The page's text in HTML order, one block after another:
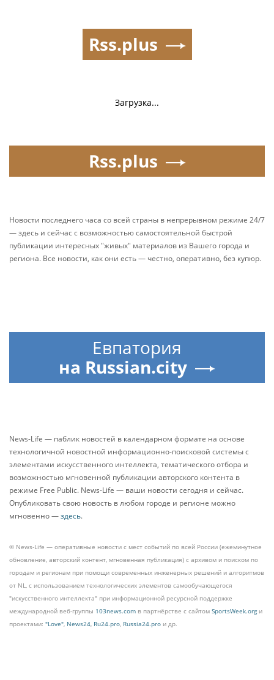
Загрузка...
Rss.plus
Rss.plus
Новости последнего часа со всей страны в непрерывном режиме 24/7
— здесь и сейчас с возможностью самостоятельной быстрой
публикации интересных "живых" материалов из Вашего города и
региона. Все новости, как они есть — честно, оперативно, без купюр.
Евпатория
на Russian.city
News-Life — паблик новостей в календарном формате на основе
технологичной новостной информационно-поисковой системы с
элементами искусственного интеллекта, тематического отбора и
возможностью мгновенной публикации авторского контента в
режиме Free Public. News-Life — ваши новости сегодня и сейчас.
Опубликовать свою новость в любом городе и регионе можно
мгновенно —здесь.
© News-Life — оперативные новости с мест событий по всей России (ежеминутное
обновление, авторский контент, мгновенная публикация) с архивом и поиском по
городам и регионам при помощи современных инженерных решений и алгоритмов
от NL, с использованием технологических элементов самообучающегося
"искусственного интеллекта" при информационной ресурсной поддержке
международной веб-группы 103news.com в партнёрстве с сайтом SportsWeek.orgи
проектами: "Love", News24, Ru24.pro, Russia24.pro и др.